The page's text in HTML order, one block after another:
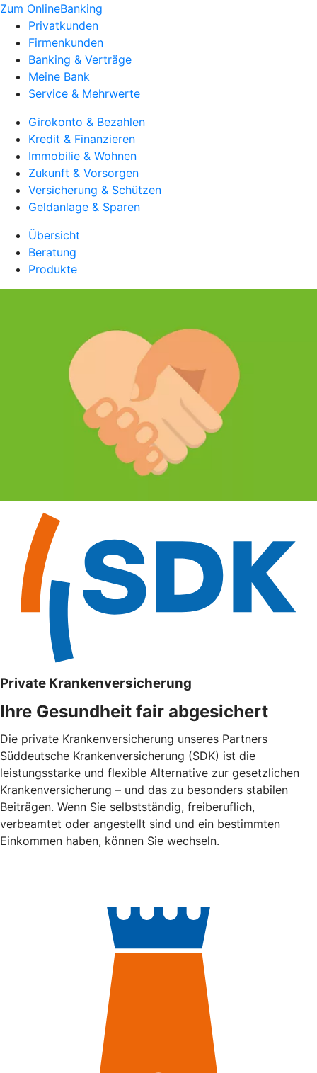
Zum OnlineBanking
Privatkunden
Firmenkunden
Banking & Verträge
Meine Bank
Service & Mehrwerte
Girokonto & Bezahlen
Kredit & Finanzieren
Immobilie & Wohnen
Zukunft & Vorsorgen
Versicherung & Schützen
Geldanlage & Sparen
Übersicht
Beratung
Produkte
Private Krankenversicherung
Ihre Gesundheit fair abgesichert
Die private Krankenversicherung unseres Partners
Süddeutsche Krankenversicherung (SDK) ist die
leistungsstarke und flexible Alternative zur gesetzlichen
Krankenversicherung – und das zu besonders stabilen
Beiträgen. Wenn Sie selbstständig, freiberuflich,
verbeamtet oder angestellt sind und ein bestimmten
Einkommen haben, können Sie wechseln.